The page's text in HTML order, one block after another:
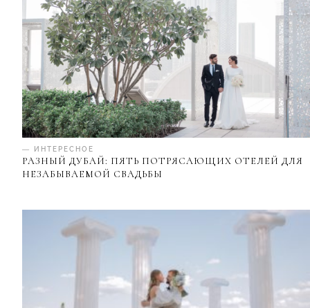
— ИНТЕРЕСНОЕ
РАЗНЫЙ ДУБАЙ: ПЯТЬ ПОТРЯСАЮЩИХ ОТЕЛЕЙ ДЛЯ
НЕЗАБЫВАЕМОЙ СВАДЬБЫ